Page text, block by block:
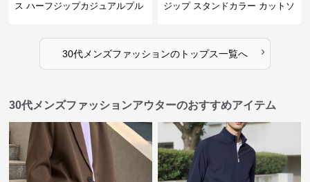
ス ハーフジップカジュアルプル
ジップ スタンドカラー カットソ
30代メンズファッションのトップス一覧へ ›
30代メンズファッションアウターのおすすめアイテム